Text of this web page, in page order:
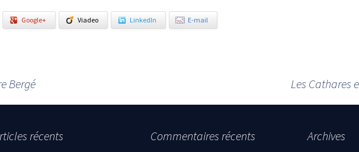
Google+ Viadeo LinkedIn E-mail
Bergé Les Cathares
récents Commentaires récents Archives